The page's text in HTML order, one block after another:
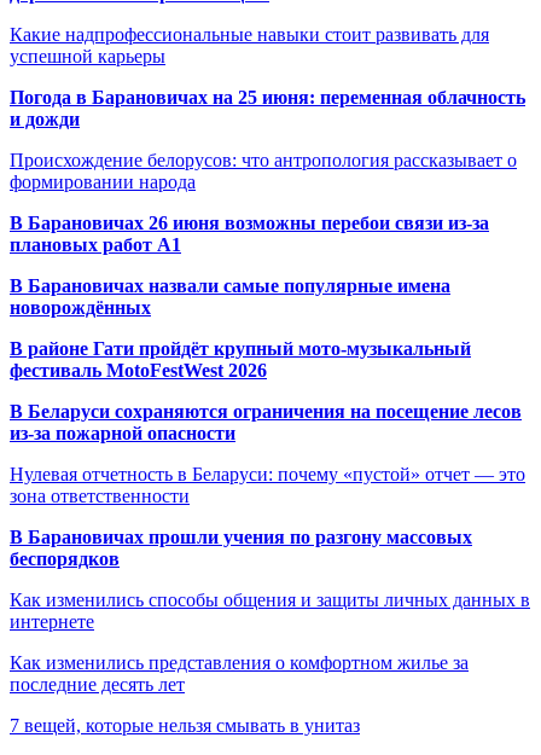
Какие надпрофессиональные навыки стоит развивать для
успешной карьеры
Погода в Барановичах на 25 июня: переменная облачность
и дожди
Происхождение белорусов: что антропология рассказывает о
формировании народа
В Барановичах 26 июня возможны перебои связи из-за
плановых работ A1
В Барановичах назвали самые популярные имена
новорождённых
В районе Гати пройдёт крупный мото-музыкальный
фестиваль MotoFestWest 2026
В Беларуси сохраняются ограничения на посещение лесов
из-за пожарной опасности
Нулевая отчетность в Беларуси: почему «пустой» отчет — это
зона ответственности
В Барановичах прошли учения по разгону массовых
беспорядков
Как изменились способы общения и защиты личных данных в
интернете
Как изменились представления о комфортном жилье за
последние десять лет
7 вещей, которые нельзя смывать в унитаз